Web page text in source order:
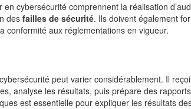
en cybersécurité comprennent la réalisation
desfailles de sécurité. Ils doivent également
conformité aux réglementations en vigueur.
peut varier considérablement. Il
analyse les résultats, puis prépare des
est essentielle pour expliquer les résultats